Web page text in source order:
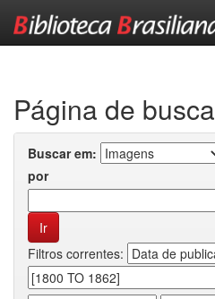
Página de busca
Buscar em:
por
Filtros correntes: